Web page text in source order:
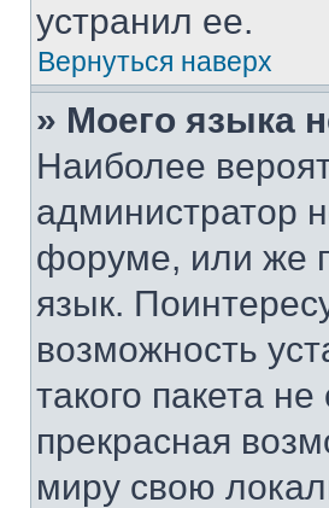
устранил ее.
Вернуться наверх
» Моего языка
Наиболее
администратор
форуме, или же
язык.
возможность
такого пакета
прекрасная
миру свою